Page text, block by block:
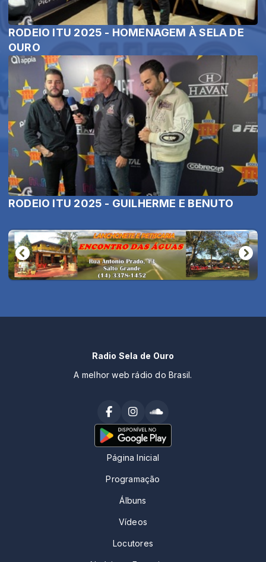
RODEIO ITU 2025 - HOMENAGEM À SELA DE
OURO
RODEIO ITU 2025 - GUILHERME E BENUTO
Radio Sela de Ouro
A melhor web rádio do Brasil.
Página Inicial
Programação
Álbuns
Vídeos
Locutores